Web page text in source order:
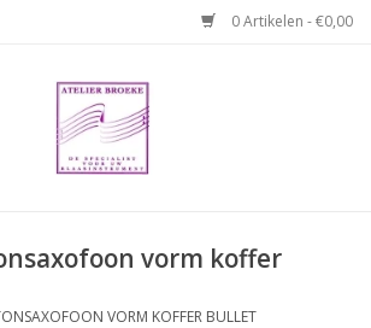
0 Artikelen - €0,00
vorm koffer
VORM KOFFER BULLET